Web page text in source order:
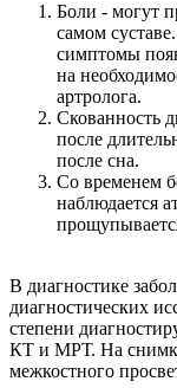
Боли - могут
самом
симптомы
на
артролога.
Скованность
после
после сна.
Со временем
наблюдается
В диагностике
диагностических
степени
КТ и МРТ. На
межкостного